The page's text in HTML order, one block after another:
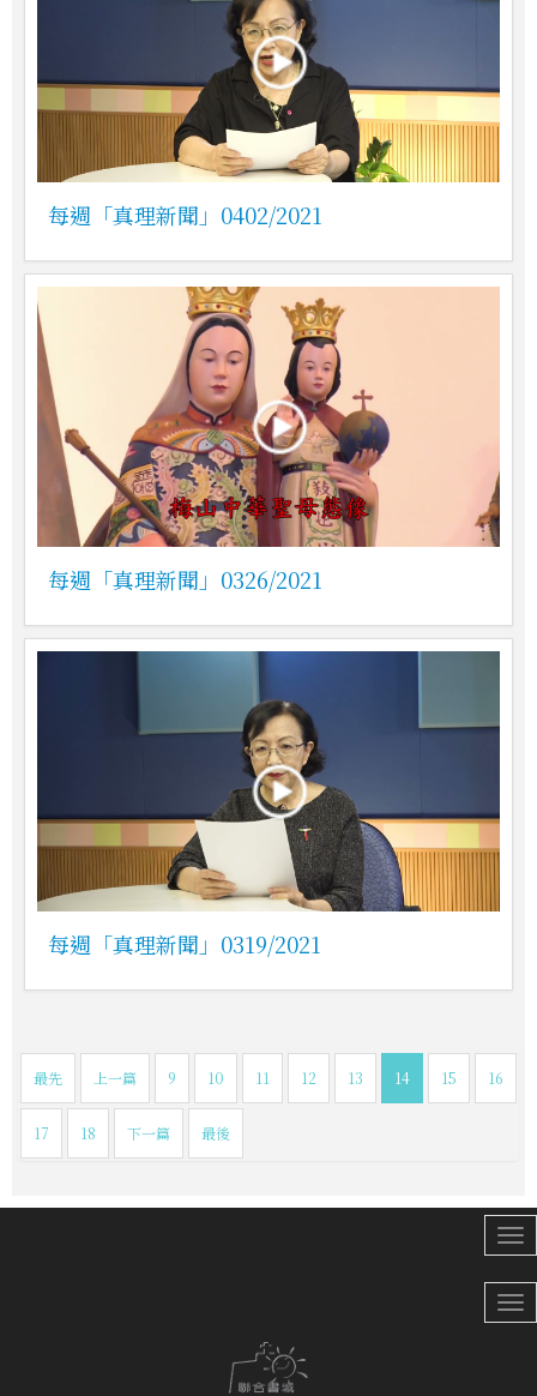
每週「真理新聞」0402/2021
每週「真理新聞」0326/2021
每週「真理新聞」0319/2021
最先 上一篇 9 10 11 12 13 14 15 16
17 18 下一篇 最後